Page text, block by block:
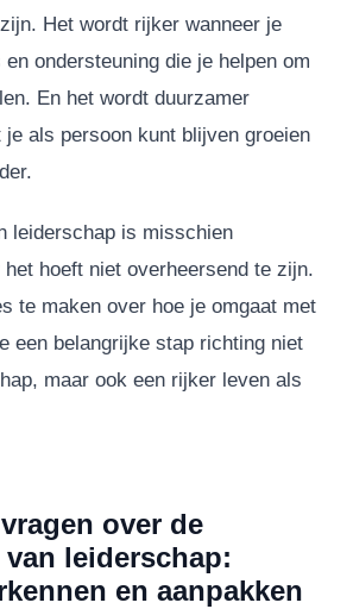
Het wordt rijker wanneer je
ondersteuning die je helpen om
En het wordt duurzamer
als persoon kunt blijven groeien
leiderschap is misschien
hoeft niet overheersend te zijn.
te maken over hoe je omgaat met
een belangrijke stap richting niet
maar ook een rijker leven als
over de
van leiderschap:
en aanpakken